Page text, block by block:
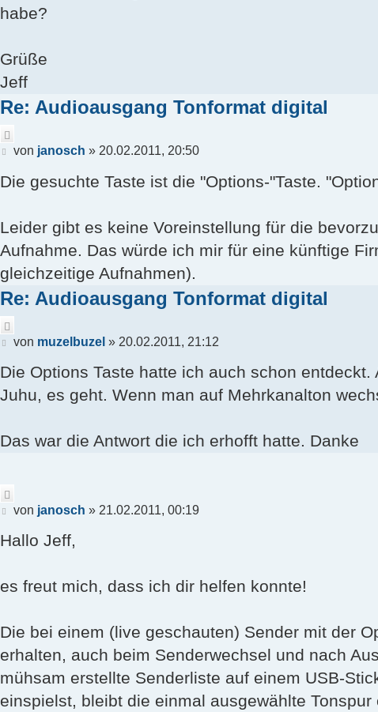
habe?
Grüße
Jeff
Re: Audioausgang Tonformat digital
Beitrag
von janosch » 20.02.2011, 20:50
Die gesuchte Taste ist die "Options-"Taste.
Leider gibt es keine Voreinstellung für die
Aufnahme. Das würde ich mir für eine künftige
gleichzeitige Aufnahmen).
Re: Audioausgang Tonformat digital
Beitrag
von muzelbuzel » 20.02.2011, 21:12
Die Options Taste hatte ich auch schon
Juhu, es geht. Wenn man auf Mehrkanalton
Das war die Antwort die ich erhofft hatte. Danke
Beitrag
von janosch » 21.02.2011, 00:19
Hallo Jeff,
es freut mich, dass ich dir helfen konnte!
Die bei einem (live geschauten) Sender mit der
erhalten, auch beim Senderwechsel und nach
mühsam erstellte Senderliste auf einem USB-
einspielst, bleibt die einmal ausgewählte